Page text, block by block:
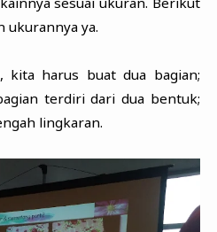
ukurannya ya.
kita harus buat dua bagian;
terdiri dari dua bentuk;
lingkaran.